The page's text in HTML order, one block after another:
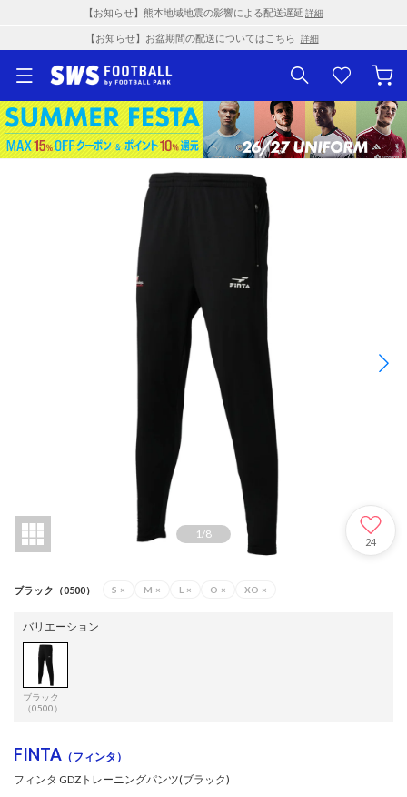
【お知らせ】熊本地域地震の影響による配送遅延 詳細
【お知らせ】お盆期間の配送についてはこちら 詳細
1/8
24
ブラック（0500） S × M × L × O × XO ×
バリエーション
ブラック
（0500）
FINTA （フィンタ）
フィンタ GDZトレーニングパンツ(ブラック)